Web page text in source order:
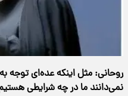
روحانی: مثل اینکه عده‌ای توجه
نمی‌دانند ما در چه شرایطی